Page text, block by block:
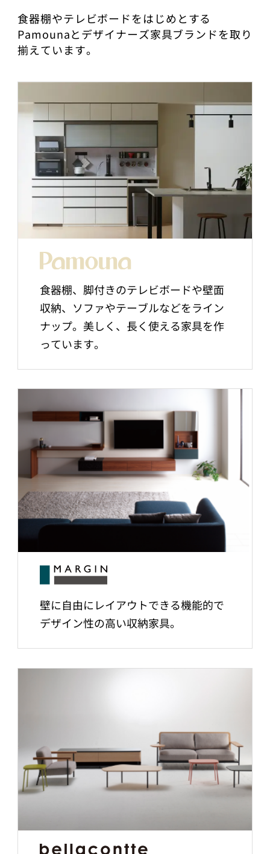
食器棚やテレビボードをはじめとする
Pamounaとデザイナーズ家具ブランドを取り
揃えています。
食器棚、脚付きのテレビボードや壁面
収納、ソファやテーブルなどをライン
ナップ。美しく、長く使える家具を作
っています。
壁に自由にレイアウトできる機能的で
デザイン性の高い収納家具。